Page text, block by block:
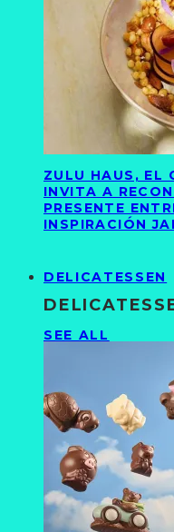
ZULU HAUS, EL
INVITA A
PRESENTE
INSPIRACIÓN
DELICATESSEN
SEE ALL